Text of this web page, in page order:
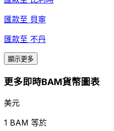
匯款至 貝寧
匯款至 不丹
顯示更多
更多即時BAM貨幣圖表
美元
1 BAM 等於